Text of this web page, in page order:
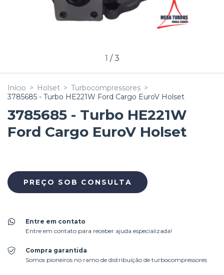
1 /3
Início > Holset > Turbocompressores >
3785685 - Turbo HE221W Ford Cargo EuroV Holset
3785685 - Turbo HE221W
Ford Cargo EuroV Holset
Entre em contato
Entre em contato para receber ajuda especializada!
Compra garantida
Somos pioneiros no ramo de distribuição de turbocompressores